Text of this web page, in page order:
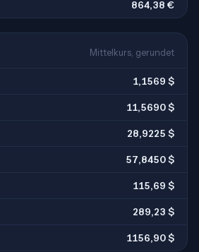
864,38 €
Mittelkurs, gerundet
1,1569 $
11,5690 $
28,9225 $
57,8450 $
115,69 $
289,23 $
1156,90 $